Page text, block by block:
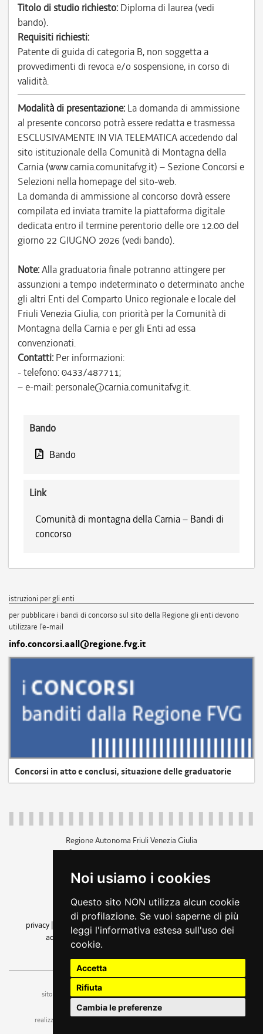
Noi usiamo i cookies
Questo sito NON utilizza alcun cookie
di profilazione. Se vuoi saperne di più
leggi l'informativa estesa sull'uso dei
cookie.
Accetta
Rifiuta
Cambia le preferenze
Titolo di studio richiesto: Diploma di laurea (vedi
bando).
Requisiti richiesti:
Patente di guida di categoria B, non soggetta a
provvedimenti di revoca e/o sospensione, in corso di
validità.
Modalità di presentazione: La domanda di ammissione
al presente concorso potrà essere redatta e trasmessa
ESCLUSIVAMENTE IN VIA TELEMATICA accedendo dal
sito istituzionale della Comunità di Montagna della
Carnia (www.carnia.comunitafvg.it) – Sezione Concorsi e
Selezioni nella homepage del sito-web.
La domanda di ammissione al concorso dovrà essere
compilata ed inviata tramite la piattaforma digitale
dedicata entro il termine perentorio delle ore 12.00 del
giorno 22 GIUGNO 2026 (vedi bando).
Note:Alla graduatoria finale potranno attingere per
assunzioni a tempo indeterminato o determinato anche
gli altri Enti del Comparto Unico regionale e locale del
Friuli Venezia Giulia, con priorità per la Comunità di
Montagna della Carnia e per gli Enti ad essa
convenzionati.
Contatti: Per informazioni:
- telefono: 0433/487711;
– e-mail: personale@carnia.comunitafvg.it.
Bando
Bando
Link
Comunità di montagna della Carnia – Bandi di
concorso
istruzioni per gli enti
per pubblicare i bandi di concorso sul sito della Regione gli enti devono
utilizzare l'e-mail
info.concorsi.aall@regione.fvg.it
Concorsi in atto e conclusi, situazione delle graduatorie
Regione Autonoma Friuli Venezia Giulia
c.f. 80014930327; p.iva 00526040324
+39 040 3771111
amministrazione trasparente
privacy
cookie |note legali accessibilità
dichiarazione di
accessibilità| feedback
cambio preferenze cookie
sito a cura dell'ufficio stampa e comunicazione
realizzazione